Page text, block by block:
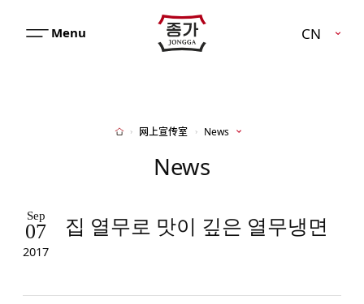
JJONGGA
메
CN
Home网上宣传室 News
News
Sep
07
2017
집 열무로 맛이 깊은 열무냉면